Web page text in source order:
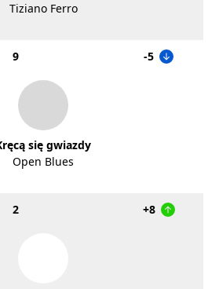
Tiziano Ferro
9 -5
się gwiazdy
Open Blues
2 +8